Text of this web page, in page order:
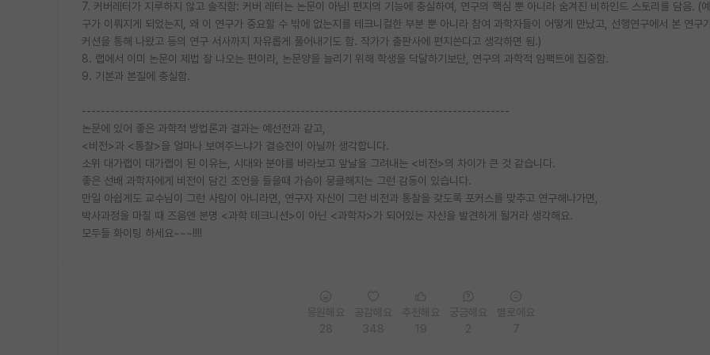
7. 커버레터가 지루하지 않고 솔직함: 커버 레터는 논문이 아님! 편지의 기능에 충실하여, 연구의 핵심 뿐 아니라 숨겨진 비하인드 스토리를 담음. (
구가 이뤄지게 되었는지, 왜 이 연구가 중요할 수 밖에 없는지를 테크니컬한 부분 뿐 아니라 참여 과학자들이 어떻게 만났고, 선행연구에서 본 연구
커션을 통해 나왔고 등의 연구 서사까지 자유롭게 풀어내기도 함. 작가가 출판사에 편지쓴다고 생각하면 됨.)
8. 랩에서 이미 논문이 제법 잘 나오는 편이라, 논문양을 늘리기 위해 학생을 닥달하기보단, 연구의 과학적 임팩트에 집중함.
9. 기본과 본질에 충실함.
------------------------------------------------------------------------------------------
논문에 있어 좋은 과학적 방법론과 결과는 예선전과 같고,
<비전>과 <통찰>을 얼마나 보여주느냐가 결승전이 아닐까 생각합니다.
소위 대가랩이 대가랩이 된 이유는, 시대와 분야를 바라보고 앞날을 그려내는 <비전>의 차이가 큰 것 같습니다.
좋은 선배 과학자에게 비전이 담긴 조언을 들을때 가슴이 뭉클해지는 그런 감동이 있습니다.
만일 아쉽게도 교수님이 그런 사람이 아니라면, 연구자 자신이 그런 비전과 통찰을 갖도록 포커스를 맞추고 연구해나가면,
박사과정을 마칠 때 즈음엔 분명 <과학 테크니션>이 아닌 <과학자>가 되어있는 자신을 발견하게 될거라 생각해요.
모두들 화이팅 하세요~~~!!!!